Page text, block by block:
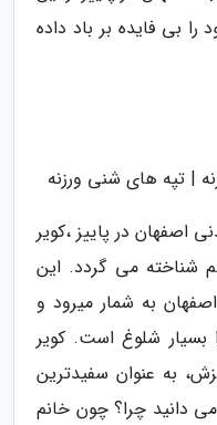
را بی فایده بر باد داده
| تپه های شنی ورزنه
اصفهان در پاییز ،کویر
شناخته می گردد. این
به شمار میرود و
بسیار شلوغ است. کویر
به عنوان سفیدترین
دانید چرا؟ چون خانم